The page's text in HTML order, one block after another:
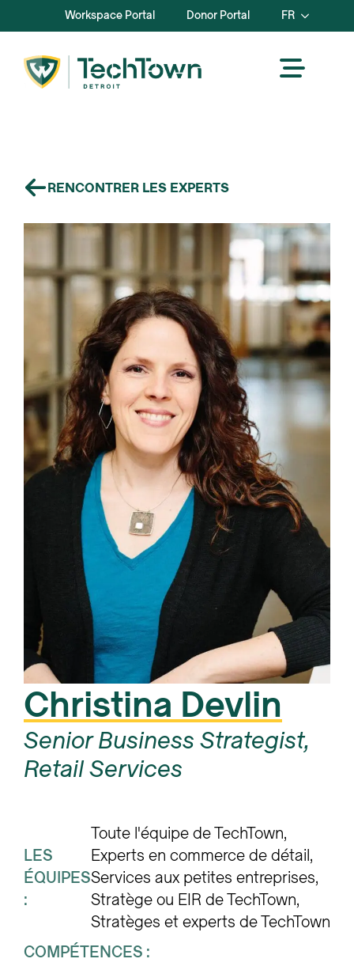
Workspace Portal Donor Portal FR
RENCONTRER LES EXPERTS
Christina Devlin
Senior Business Strategist,
Retail Services
LES
ÉQUIPES
:
Toute l'équipe de TechTown
Experts en commerce de détail
Services aux petites entreprises
Stratège ou EIR de TechTown
Stratèges et experts de TechTown
COMPÉTENCES :